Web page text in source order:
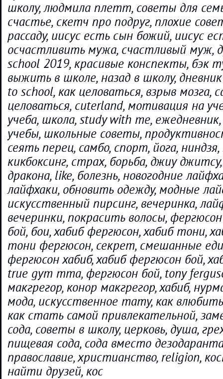
школу, людмила плетт, советы для
счастье, скетч про подруг, плохие
рассаду, иисус есть сын божий, иисус
осчастливить мужа, счастливый муж,
school 2019, красивые конспекты, бэк
выжить в школе, назад в школу,
to school, как целоваться, взрыв мозга,
целоваться, cuterland, мотивация на
учеба, школа, study with me,
учебы, школьные советы,
сеять перец, самбо, спорт, йога,
кикбоксинг, страх, борьба, джиу
дракона, like, болезнь, новогодние
лайфхаки, обновить одежду, модные
искусственный пирсинг, вечеринка,
вечеринки, покрасить волосы,
бой, бои, хабиб фергюсон, хабиб тони,
тони фергюсон, секрет, смешанные
фергюсон хабиб, хабиб фергюсон бой,
true gym mma, фергюсон бой, tony
макгрегор, конор макгрегор, хабиб,
мода, искусственное тату, как
как стать самой привлекательной,
сода, советы в школу, церковь, душа,
пищевая сода, сода вместо
православие, христианство, religion,
найти друзей, кос